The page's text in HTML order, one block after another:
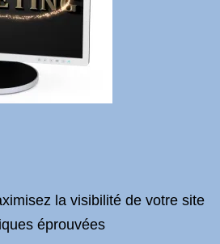
la visibilité de votre site
éprouvées